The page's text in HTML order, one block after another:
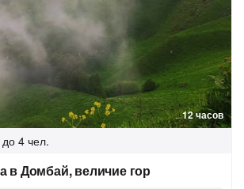
12 часов
до 4 чел.
в Домбай, величие гор